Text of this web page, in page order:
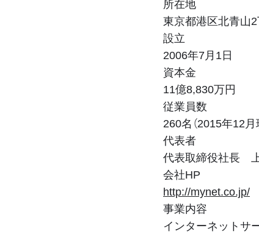
東京都港区北青山
設立
2006年7月1日
資本金
11億8,830万円
従業員数
260名（2015年12月
代表者
代表取締役社長
会社HP
http://mynet.co.jp/
事業内容
インターネットサ